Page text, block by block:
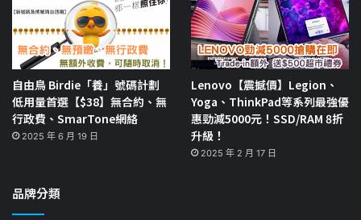
自由鳥 Birdie「養」號碼計劃
低用量首選【$38】無合約、無
行政費、SmarTone網絡
2025 年 6 月 19 日
Lenovo【震撼價】Legion、
Yoga、ThinkPad等系列最強優
惠勁減5000元！SSD/RAM 8折
升級！
2025 年 2 月 17 日
品牌分類